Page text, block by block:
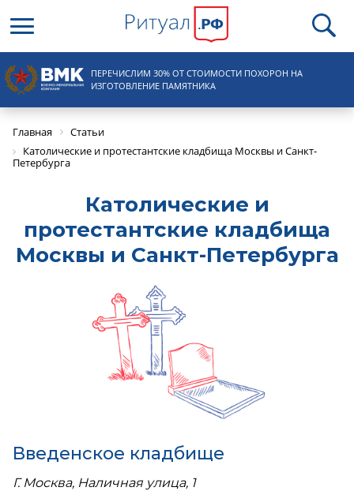
Круглосуточная справочная
8 (495) 100-31-15
ПЕРЕЧИСЛИМ 30% ОТ СТОИМОСТИ ПОХОРОН НА
ИЗГОТОВЛЕНИЕ ПАМЯТНИКА
Главная
Статьи
Католические и протестантские кладбища Москвы и Санкт-
Петербурга
Католические и
протестантские кладбища
Москвы и Санкт-Петербурга
Введенское кладбище
Г. Москва, Наличная улица, 1